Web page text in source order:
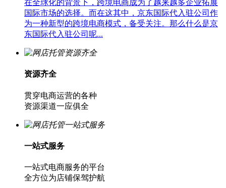
在全球化的背景下，跨境电商成为了越来越多企业拓展
国际市场的选择。而在这其中，京东国际代入驻公司作
为一种新型的跨境电商模式，备受关注。那么什么是京
东国际代入驻公司呢...
资源齐全
贯穿电商运营的各种
资源渠道一应俱全
一站式服务
一站式电商服务的平台
全方位为店铺保驾护航